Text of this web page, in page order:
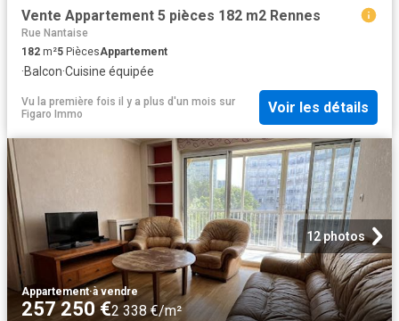
Vente Appartement 5 pièces 182 m2 Rennes
Rue Nantaise
182 m²5 PiècesAppartement
·Balcon·Cuisine équipée
Vu la première fois il y a plus d'un mois sur
Figaro Immo
Voir les détails
12 photos
Appartement·à vendre
257 250 €2 338 €/m²